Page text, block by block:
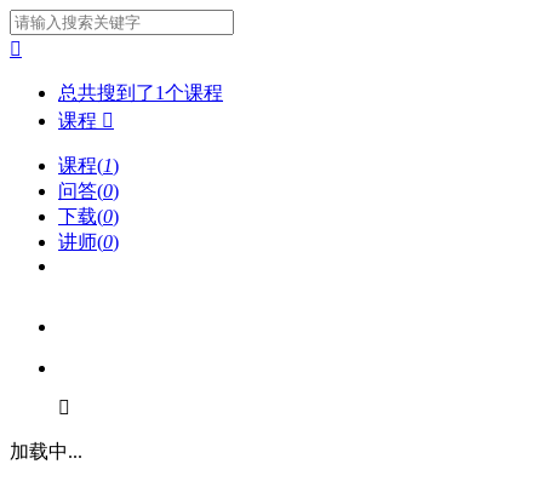

总共搜到了1个课程
课程 
课程(1)
问答(0)
下载(0)
讲师(0)

加载中...